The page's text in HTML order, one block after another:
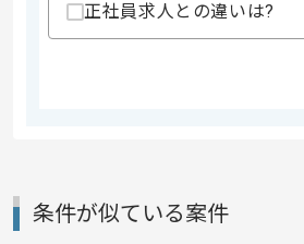
正社員求人との違いは?
条件が似ている案件